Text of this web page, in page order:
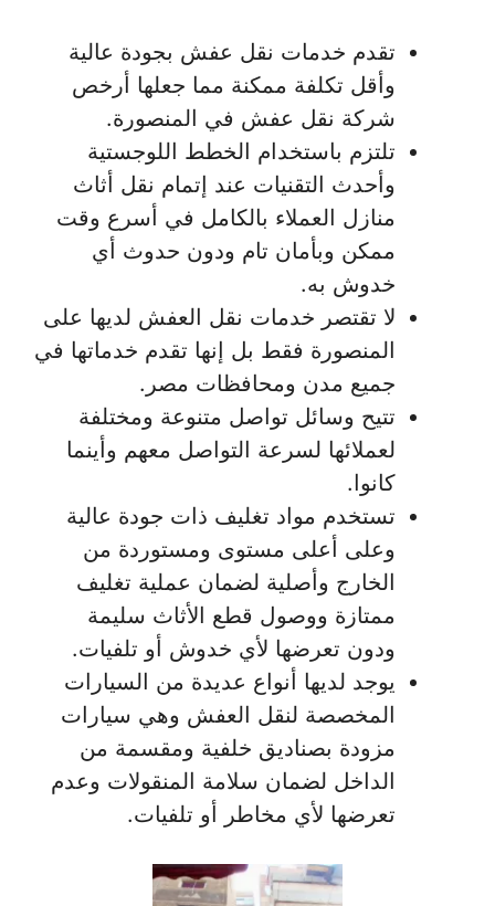
تقدم خدمات نقل عفش بجودة عالية
وأقل تكلفة ممكنة مما جعلها أرخص
شركة نقل عفش في المنصورة.
تلتزم باستخدام الخطط اللوجستية
وأحدث التقنيات عند إتمام نقل أثاث
منازل العملاء بالكامل في أسرع وقت
ممكن وبأمان تام ودون حدوث أي
خدوش به.
لا تقتصر خدمات نقل العفش لديها على
المنصورة فقط بل إنها تقدم خدماتها في
جميع مدن ومحافظات مصر.
تتيح وسائل تواصل متنوعة ومختلفة
لعملائها لسرعة التواصل معهم وأينما
كانوا.
تستخدم مواد تغليف ذات جودة عالية
وعلى أعلى مستوى ومستوردة من
الخارج وأصلية لضمان عملية تغليف
ممتازة ووصول قطع الأثاث سليمة
ودون تعرضها لأي خدوش أو تلفيات.
يوجد لديها أنواع عديدة من السيارات
المخصصة لنقل العفش وهي سيارات
مزودة بصناديق خلفية ومقسمة من
الداخل لضمان سلامة المنقولات وعدم
تعرضها لأي مخاطر أو تلفيات.